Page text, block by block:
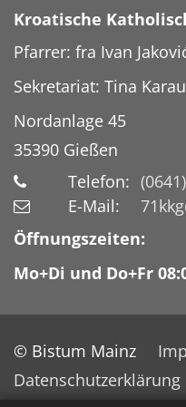
Kroatische
Pfarrer: fra Ivan
Sekretariat: Tina
Nordanlage 45
35390 Gießen
Telefon:
E-Mail:
Öffnungszeiten:
Mo+Di und Do+Fr
© Bistum Mainz
Datenschutzerklärung